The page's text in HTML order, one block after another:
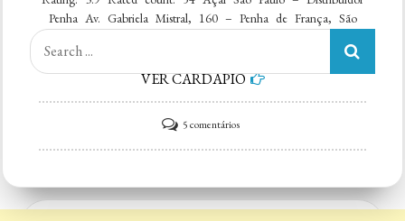
Penha Av. Gabriela Mistral, 160 – Penha de França, São
http://www.acaisaopaulo.com.br/ Veja no […]
VER CARDÁPIO
5 comentáriosem
Açaí
Paulo
de
posts
Search
for: